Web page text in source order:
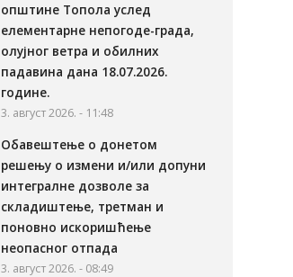
општине Топола услед
елементарне непогоде-града,
олујног ветра и обилних
падавина дана 18.07.2026.
године.
3. август 2026. - 11:48
Обавештење о донетом
решењу о измени и/или допуни
интегралне дозволе за
складиштење, третман и
поновно искоришћење
неопасног отпада
3. август 2026. - 08:49